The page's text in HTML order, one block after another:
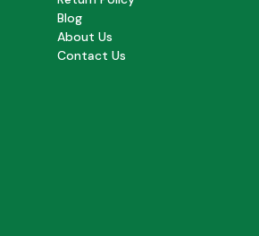
Blog
About Us
Contact Us